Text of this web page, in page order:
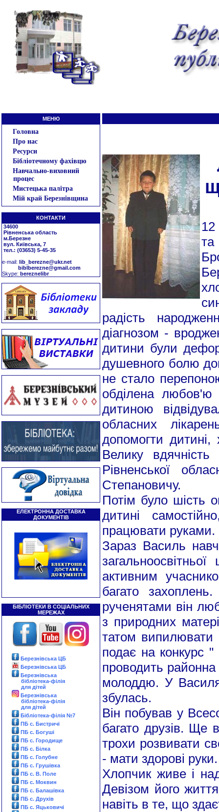
МЕНЮ
Головна
Про нас
Ресурси
Бібліотечному фахівцю
Навчально-виховний
процес
Мистецька палітра
Мій край Березнівщина
КОНТАКТИ
34600
Рівненська область
м.Березне
вул. Київська, 7
тел.: (03653) 5-45-35
е-mail: lib_berezne@ukr.net
biblberezne@gmail.com
Skype: bereznelibr
ЕЛЕКТРОННА ДОСТАВКА
ДОКУМЕНТІВ
БІБЛІОТЕКИ В СОЦІАЛЬНИХ
МЕРЕЖАХ
Березнівська ЦБ
Березнівська ЦБ
Березнівська
бібліотека-філія
для дітей
Березнівська
бібліотека-філія
для дітей
Бібліотека-філія №7
ПБ с. Бистричі
ПБ с. Богуші
ПБ с. Городище
ПБ с. Білка
ПБ с. Голубне
ПБ с. Грушівка
ПБ с. В. Поле
ПБ с. Моквин
ПБ с. Балашівка
ПБ с. Друхів
ПБ с. Яцьковичі
12
та
радість
діагнозом -
дитини були
душевного болю
не стало
обділена
дитиною
обласних
допомогти
Велику
Рівненської
Степановичу.
Потім було шість
дитині
працювати руками.
Зараз Василь
активним
багато
рученятами він
з природних
татом випилювати
подає на конкурс
проводить
молоддю. У
збулась.
Він побував у
багато друзів. Ще
трохи розвивати
- мати здорові руки.
Хлопчик живе і
Девізом його
навіть в те, що